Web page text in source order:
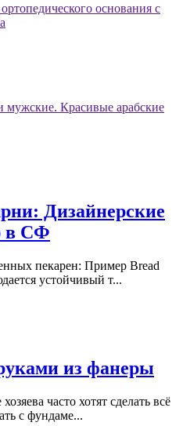
основания с
Красивые арабские
Дизайнерские
в СФ
пекарен: Пример Bread
устойчивый т...
из фанеры
часто хотят сделать всё
с фундаме...